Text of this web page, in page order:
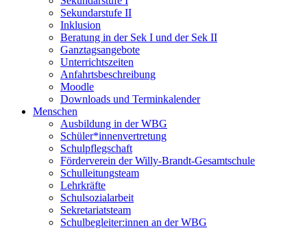
Sekundarstufe II
Inklusion
Beratung in der Sek I und der Sek II
Ganztagsangebote
Unterrichtszeiten
Anfahrtsbeschreibung
Moodle
Downloads und Terminkalender
Menschen
Ausbildung in der WBG
Schüler*innenvertretung
Schulpflegschaft
Förderverein der Willy-Brandt-Gesamtschule
Schulleitungsteam
Lehrkräfte
Schulsozialarbeit
Sekretariatsteam
Schulbegleiter:innen an der WBG